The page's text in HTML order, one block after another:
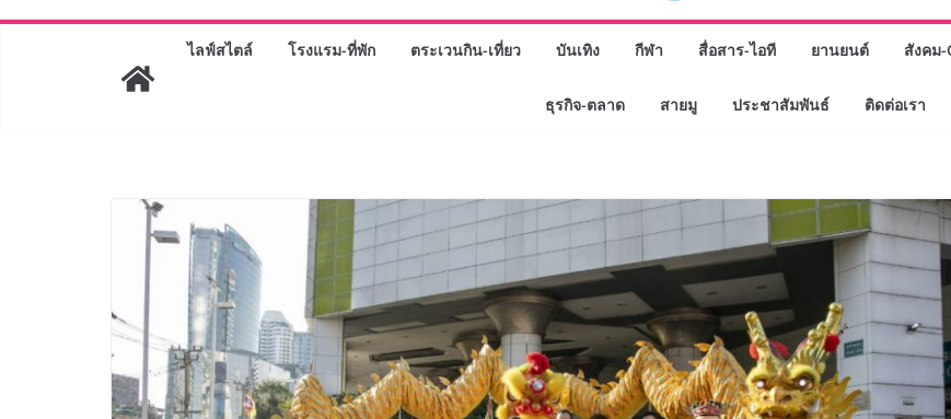
BEDO เดินหน้าจัดกิจกรรมเจรจาธุรกิจ
“BIO TRADE CONNECT 2026” ยก
ไลฟ์สไตล์ โรงแรม-ที่พัก ตระเวนกิน-เที่ยว บันเทิง กีฬา สื่อสาร-ไอที ยานยนต์ สังคม-
ธุรกิจ-ตลาด สายมู ประชาสัมพันธ์ ติดต่อเรา